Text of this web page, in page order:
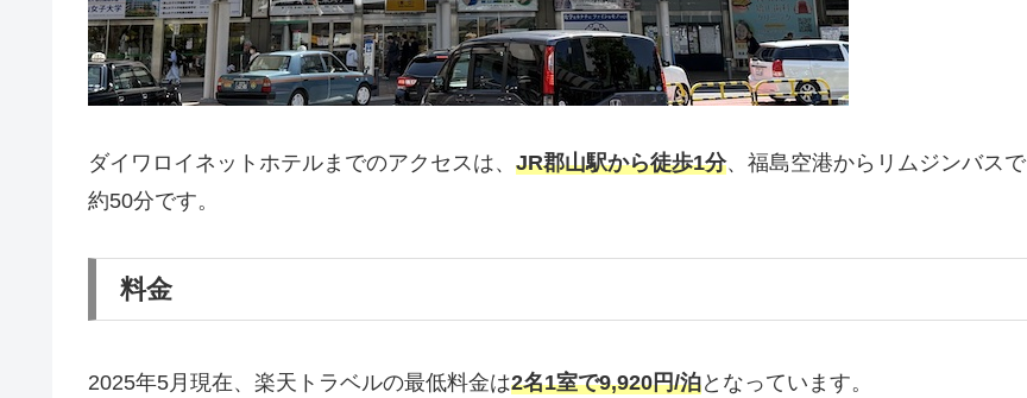
ダイワロイネットホテルまでのアクセスは、 JR郡山駅から徒歩1分、福島空港からリムジンバスで
約50分です。
料金
2025年5月現在、楽天トラベルの最低料金は2名1室で9,920円/泊となっています。